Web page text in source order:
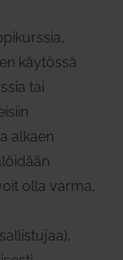
käytössä
tai
alkaen
olla varma,